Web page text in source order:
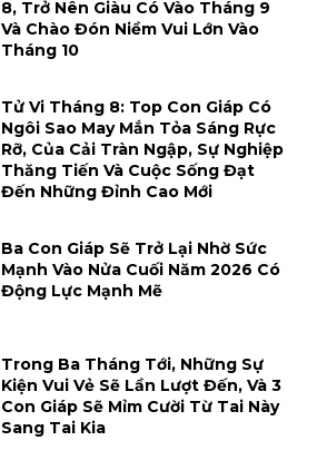
8, Trở Nên Giàu Có Vào Tháng 9
Và Chào Đón Niềm Vui Lớn Vào
Tháng 10
Tử Vi Tháng 8: Top Con Giáp Có
Ngôi Sao May Mắn Tỏa Sáng Rực
Rỡ, Của Cải Tràn Ngập, Sự Nghiệp
Thăng Tiến Và Cuộc Sống Đạt
Đến Những Đỉnh Cao Mới
Ba Con Giáp Sẽ Trở Lại Nhờ Sức
Mạnh Vào Nửa Cuối Năm 2026 Có
Động Lực Mạnh Mẽ
Trong Ba Tháng Tới, Những Sự
Kiện Vui Vẻ Sẽ Lần Lượt Đến, Và 3
Con Giáp Sẽ Mỉm Cười Từ Tai Này
Sang Tai Kia